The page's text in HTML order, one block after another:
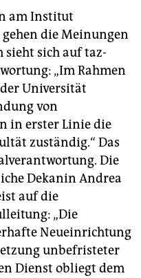
am Institut
die Meinungen
sieht sich auf taz-
„Im Rahmen
Universität
von
in erster Linie die
zuständig.“ Das
Die
Dekanin Andrea
auf die
„Die
Neueinrichtung
unbefristeter
Dienst obliegt dem